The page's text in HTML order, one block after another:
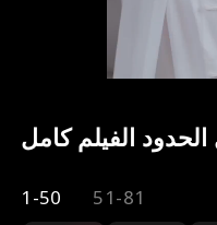
1-50 51-81